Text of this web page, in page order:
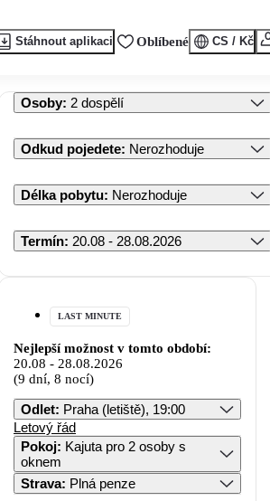
Stáhnout aplikaci Oblíbené CS / Kč
Osoby: 2 dospělí
Odkud pojedete: Nerozhoduje
Délka pobytu: Nerozhoduje
Termín: 20.08 - 28.08.2026
LAST MINUTE
Nejlepší možnost v tomto období:
20.08 - 28.08.2026
(9 dní, 8 nocí)
Odlet: Praha (letiště), 19:00
Letový řád
Pokoj: Kajuta pro 2 osoby s
oknem
Strava: Plná penze